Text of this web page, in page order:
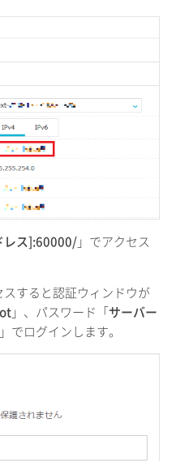
ス]:60000/」でアクセス
スすると認証ウィンドウが
」、パスワード「サーバー
」でログインします。